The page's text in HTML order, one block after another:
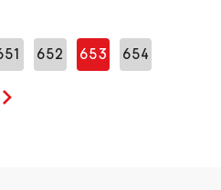
652 653 654
Seuraava sivu